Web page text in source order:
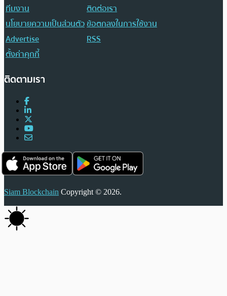
ทีมงาน
ติดต่อเรา
นโยบายความเป็นส่วนตัวข้อตกลงในการใช้งาน
Advertise
RSS
ตั้งค่าคุกกี้
ติดตามเรา
Siam Blockchain Copyright © 2026.